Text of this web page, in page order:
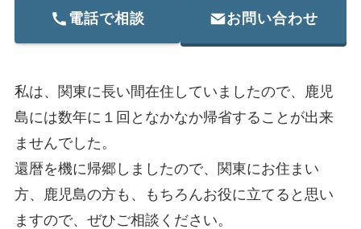
電話で相談 お問い合わせ
私は、関東に長い間在住していましたので、鹿児
島には数年に１回となかなか帰省することが出来
ませんでした。
還暦を機に帰郷しましたので、関東にお住まい
方、鹿児島の方も、もちろんお役に立てると思い
ますので、ぜひご相談ください。